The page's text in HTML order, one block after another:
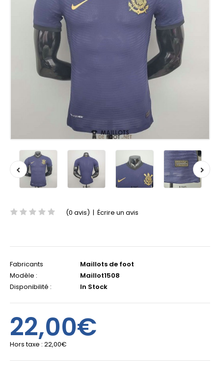
(0 avis) | Écrire un avis
Fabricants
Maillots de foot
Modèle :
Maillot1508
Disponibilité :
In Stock
22,00€
Hors taxe : 22,00€